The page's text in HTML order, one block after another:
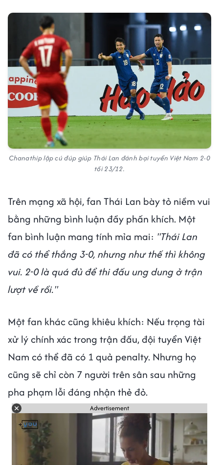
Chanathip lập cú đúp giúp Thái Lan đánh bại tuyển Việt Nam 2-0
tối 23/12.
Trên mạng xã hội, fan Thái Lan bày tỏ niềm vui
bằng những bình luận đầy phấn khích. Một
fan bình luận mang tính mỉa mai: "Thái Lan
đã có thể thắng 3-0, nhưng như thế thì không
vui. 2-0 là quá đủ để thi đấu ung dung ở trận
lượt về rồi."
Một fan khác cũng khiêu khích: Nếu trọng tài
xử lý chính xác trong trận đấu, đội tuyển Việt
Nam có thể đã có 1 quả penalty. Nhưng họ
cũng sẽ chỉ còn 7 người trên sân sau những
pha phạm lỗi đáng nhận thẻ đỏ.
Advertisement